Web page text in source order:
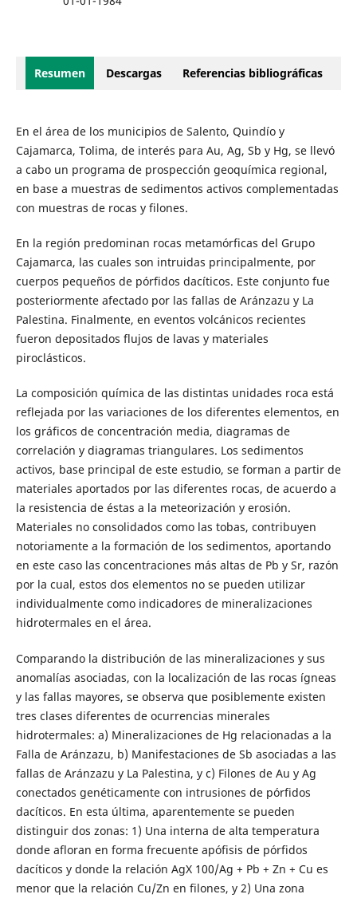
Resumen Descargas Referencias bibliográficas
En el área de los municipios de Salento, Quindío y
Cajamarca, Tolima, de interés para Au, Ag, Sb y Hg, se llevó
a cabo un programa de prospección geoquímica regional,
en base a muestras de sedimentos activos complementadas
con muestras de rocas y filones.
En la región predominan rocas metamórficas del Grupo
Cajamarca, las cuales son intruidas principalmente, por
cuerpos pequeños de pórfidos dacíticos. Este conjunto fue
posteriormente afectado por las fallas de Aránzazu y La
Palestina. Finalmente, en eventos volcánicos recientes
fueron depositados flujos de lavas y materiales
piroclásticos.
La composición química de las distintas unidades roca está
reflejada por las variaciones de los diferentes elementos, en
los gráficos de concentración media, diagramas de
correlación y diagramas triangulares. Los sedimentos
activos, base principal de este estudio, se forman a partir de
materiales aportados por las diferentes rocas, de acuerdo a
la resistencia de éstas a la meteorización y erosión.
Materiales no consolidados como las tobas, contribuyen
notoriamente a la formación de los sedimentos, aportando
en este caso las concentraciones más altas de Pb y Sr, razón
por la cual, estos dos elementos no se pueden utilizar
individualmente como indicadores de mineralizaciones
hidrotermales en el área.
Comparando la distribución de las mineralizaciones y sus
anomalías asociadas, con la localización de las rocas ígneas
y las fallas mayores, se observa que posiblemente existen
tres clases diferentes de ocurrencias minerales
hidrotermales: a) Mineralizaciones de Hg relacionadas a la
Falla de Aránzazu, b) Manifestaciones de Sb asociadas a las
fallas de Aránzazu y La Palestina, y c) Filones de Au y Ag
conectados genéticamente con intrusiones de pórfidos
dacíticos. En esta última, aparentemente se pueden
distinguir dos zonas: 1) Una interna de alta temperatura
donde afloran en forma frecuente apófisis de pórfidos
dacíticos y donde la relación AgX 100/Ag + Pb + Zn + Cu es
menor que la relación Cu/Zn en filones, y 2) Una zona